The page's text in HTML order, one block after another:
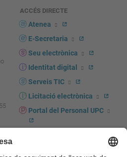
ACCÉS DIRECTE
Atenea
E-Secretaria
Seu electrònica
Identitat digital
Serveis TIC
Licitació electrònica
Portal del Personal UPC